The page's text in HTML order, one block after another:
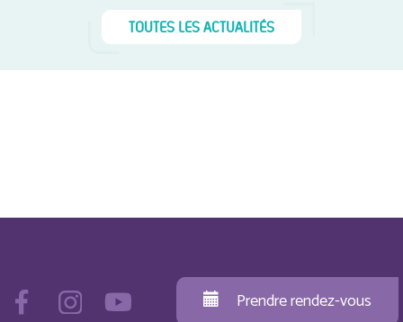
TOUTES LES ACTUALITÉS
Prendre rendez-vous